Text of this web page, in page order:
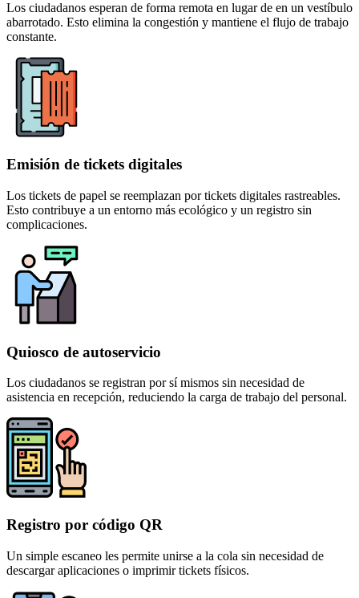
Los ciudadanos esperan de forma remota en lugar de en un vestíbulo
abarrotado. Esto elimina la congestión y mantiene el flujo de trabajo
constante.
Emisión de tickets digitales
Los tickets de papel se reemplazan por tickets digitales rastreables.
Esto contribuye a un entorno más ecológico y un registro sin
complicaciones.
Quiosco de autoservicio
Los ciudadanos se registran por sí mismos sin necesidad de
asistencia en recepción, reduciendo la carga de trabajo del personal.
Registro por código QR
Un simple escaneo les permite unirse a la cola sin necesidad de
descargar aplicaciones o imprimir tickets físicos.